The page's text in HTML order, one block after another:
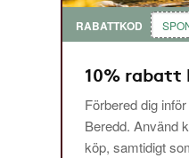
RABATTKOD
10% rabatt
Förbered dig
Beredd. Använd
köp, samtidigt